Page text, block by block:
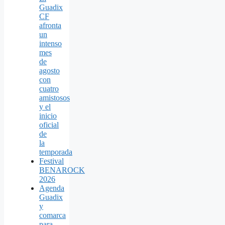
Guadix
CF
afronta
un
intenso
mes
de
agosto
con
cuatro
amistosos
y el
inicio
oficial
de
la
temporada
Festival
BENAROCK
2026
Agenda
Guadix
y
comarca